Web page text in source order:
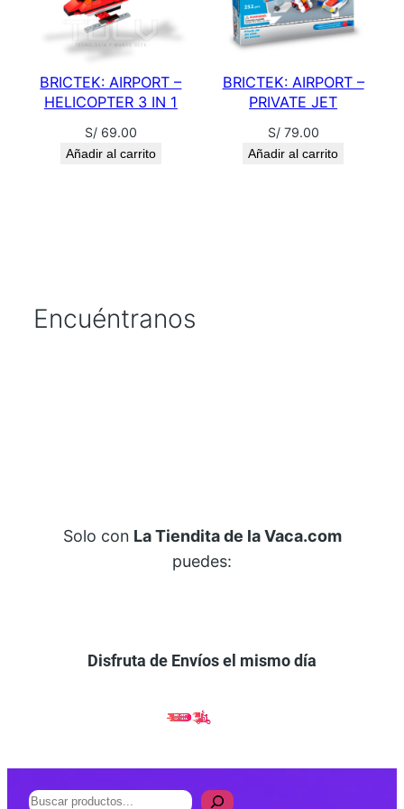
BRICTEK: AIRPORT –
HELICOPTER 3 IN 1
S/69.00
Añadir al carrito
BRICTEK: AIRPORT –
PRIVATE JET
S/79.00
Añadir al carrito
Encuéntranos
Solo con La Tiendita de la Vaca.com
puedes:
Disfruta de Envíos el mismo día
B